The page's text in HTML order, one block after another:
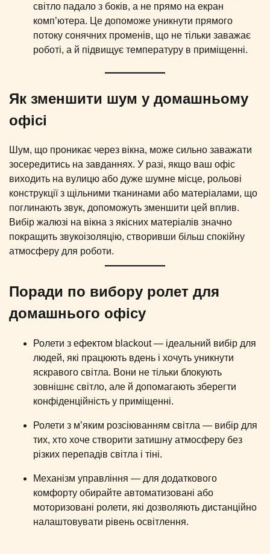
світло падало з боків, а не прямо на екран
комп’ютера. Це допоможе уникнути прямого
потоку сонячних променів, що не тільки заважає
роботі, а й підвищує температуру в приміщенні.
Як зменшити шум у домашньому
офісі
Шум, що проникає через вікна, може сильно заважати
зосередитись на завданнях. У разі, якщо ваш офіс
виходить на вулицю або дуже шумне місце, рольові
конструкції з щільними тканинами або матеріалами, що
поглинають звук, допоможуть зменшити цей вплив.
Вибір жалюзі на вікна з якісних матеріалів значно
покращить звукоізоляцію, створивши більш спокійну
атмосферу для роботи.
Поради по вибору ролет для
домашнього офісу
Ролети з ефектом blackout — ідеальний вибір для
людей, які працюють вдень і хочуть уникнути
яскравого світла. Вони не тільки блокують
зовнішнє світло, але й допомагають зберегти
конфіденційність у приміщенні.
Ролети з м’яким розсіюванням світла — вибір для
тих, хто хоче створити затишну атмосферу без
різких перепадів світла і тіні.
Механізм управління — для додаткового
комфорту обирайте автоматизовані або
моторизовані ролети, які дозволяють дистанційно
налаштовувати рівень освітлення.